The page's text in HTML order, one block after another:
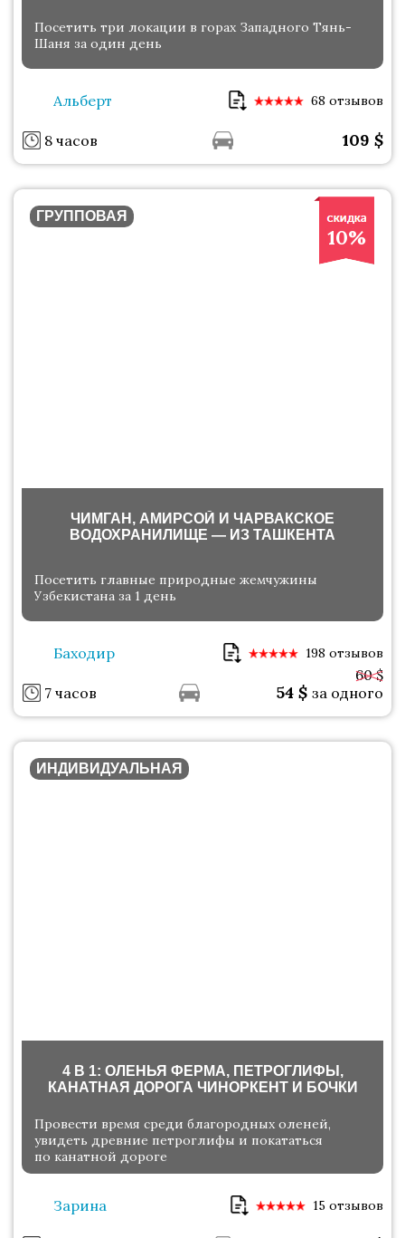
Посетить три локации в горах Западного Тянь-
Шаня за один день
Альберт 68 отзывов
8 часов 109 $
10%
ГРУППОВАЯ
ЧИМГАН, АМИРСОЙ И ЧАРВАКСКОЕ
ВОДОХРАНИЛИЩЕ — ИЗ ТАШКЕНТА
Посетить главные природные жемчужины
Узбекистана за 1 день
Баходир 198 отзывов
7 часов 54 $ за одного
60 $
ИНДИВИДУАЛЬНАЯ
4 В 1: ОЛЕНЬЯ ФЕРМА, ПЕТРОГЛИФЫ,
КАНАТНАЯ ДОРОГА ЧИНОРКЕНТ И БОЧКИ
Провести время среди благородных оленей,
увидеть древние петроглифы и покататься
по канатной дороге
Зарина 15 отзывов